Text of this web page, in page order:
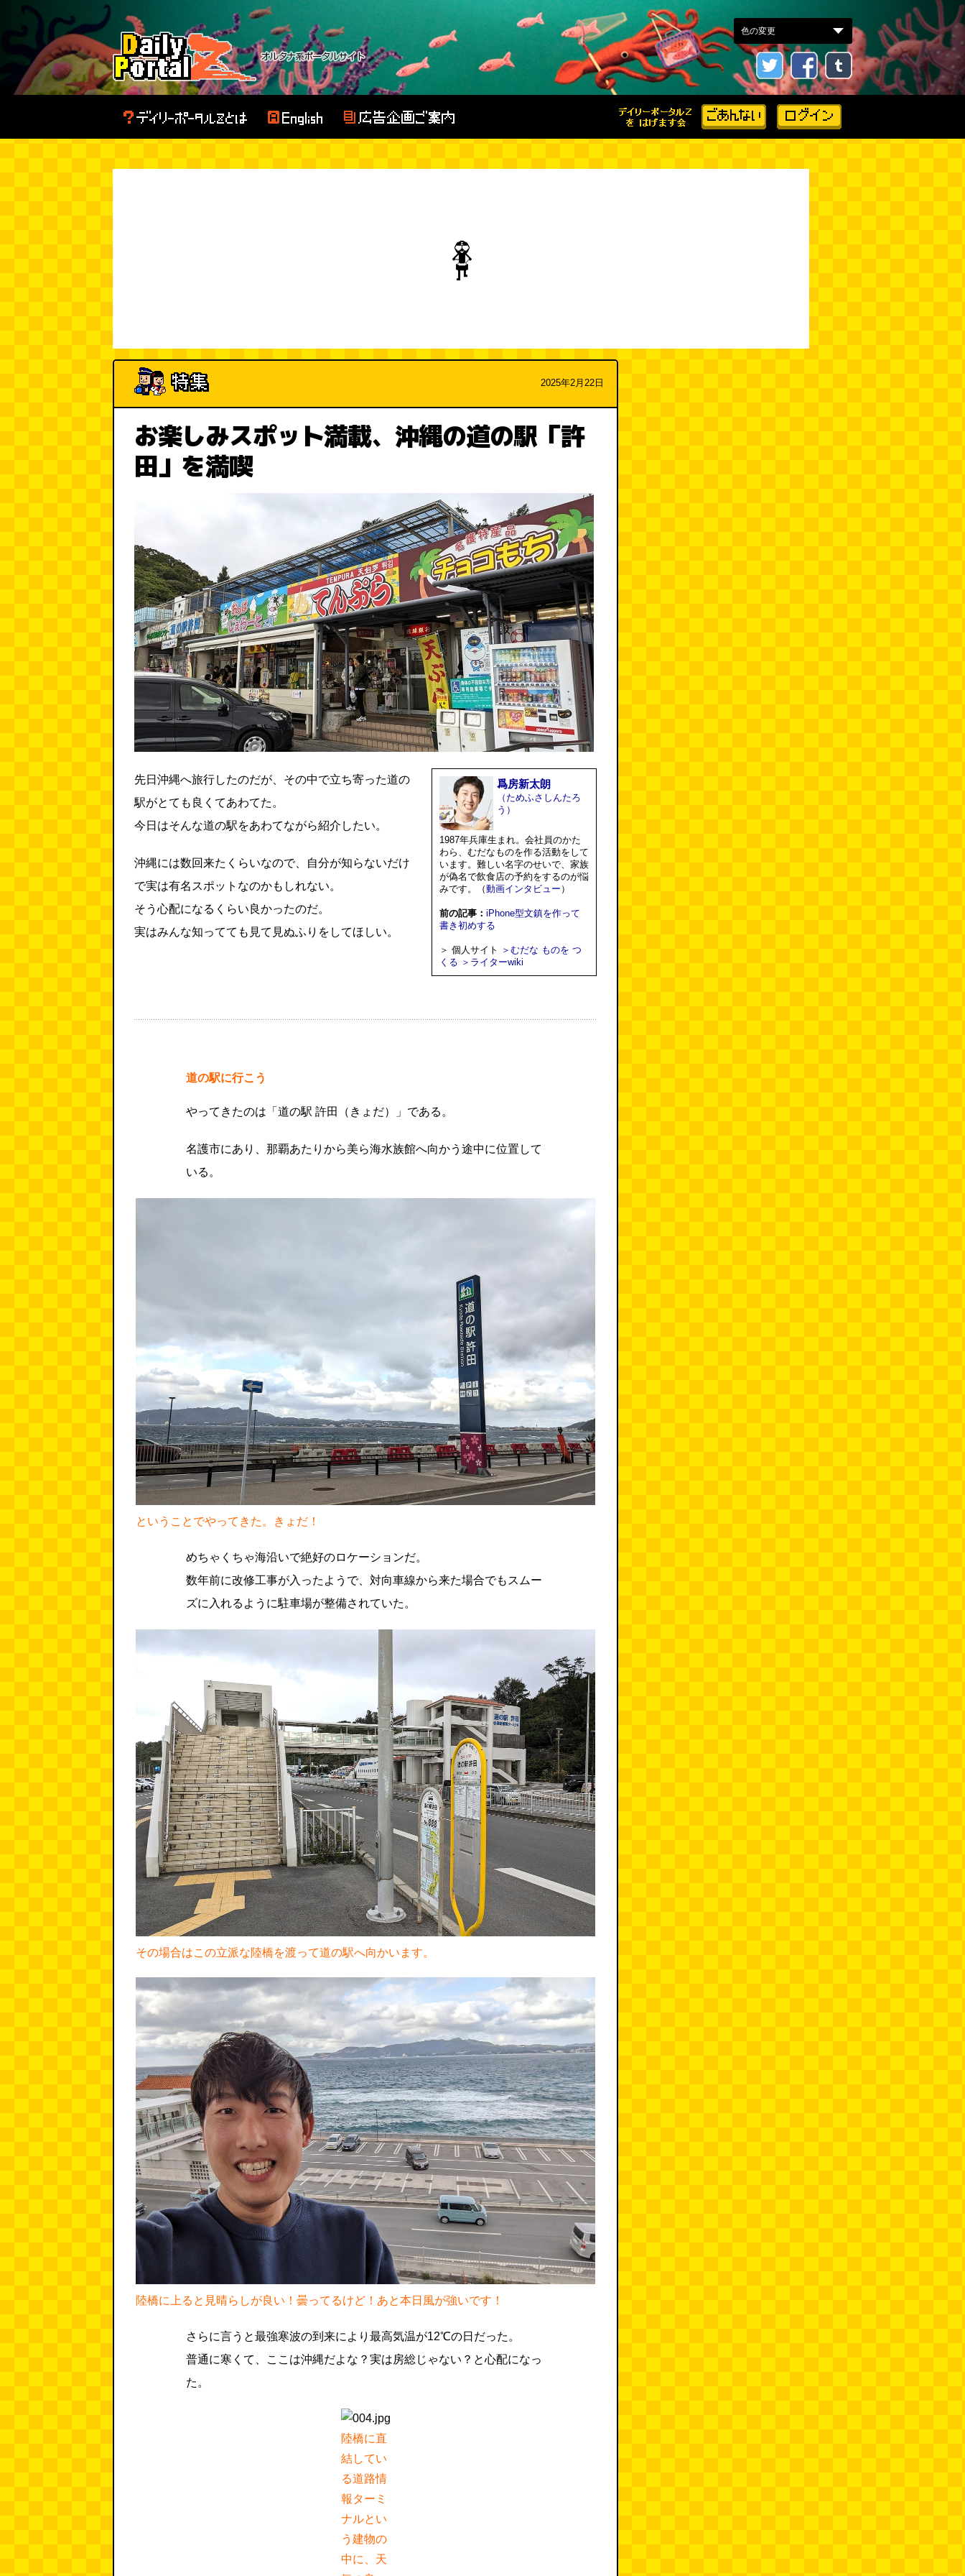
2025年2月22日
お楽しみスポット満載、沖縄の道の駅「許
田」を満喫
先日沖縄へ旅行したのだが、その中で立ち寄った道の
駅がとても良くてあわてた。
今日はそんな道の駅をあわてながら紹介したい。
沖縄には数回来たくらいなので、自分が知らないだけ
で実は有名スポットなのかもしれない。
そう心配になるくらい良かったのだ。
実はみんな知ってても見て見ぬふりをしてほしい。
爲房新太朗
（ためふさしんたろ
う）
1987年兵庫生まれ。会社員のかた
わら、むだなものを作る活動をして
います。難しい名字のせいで、家族
が偽名で飲食店の予約をするのが悩
みです。（動画インタビュー ）
前の記事： iPhone型文鎮を作って
書き初めする
＞ 個人サイト
＞むだな ものを つ
くる ＞ライターwiki
道の駅に行こう
やってきたのは「道の駅 許田（きょだ）」である。
名護市にあり、那覇あたりから美ら海水族館へ向かう途中に位置して
いる。
ということでやってきた。きょだ！
めちゃくちゃ海沿いで絶好のロケーションだ。
数年前に改修工事が入ったようで、対向車線から来た場合でもスムー
ズに入れるように駐車場が整備されていた。
その場合はこの立派な陸橋を渡って道の駅へ向かいます。
陸橋に上ると見晴らしが良い！曇ってるけど！あと本日風が強いです！
さらに言うと最強寒波の到来により最高気温が12℃の日だった。
普通に寒くて、ここは沖縄だよな？実は房総じゃない？と心配になっ
た。
陸橋に直
結してい
る道路情
報ターミ
ナルとい
う建物の
中に、天